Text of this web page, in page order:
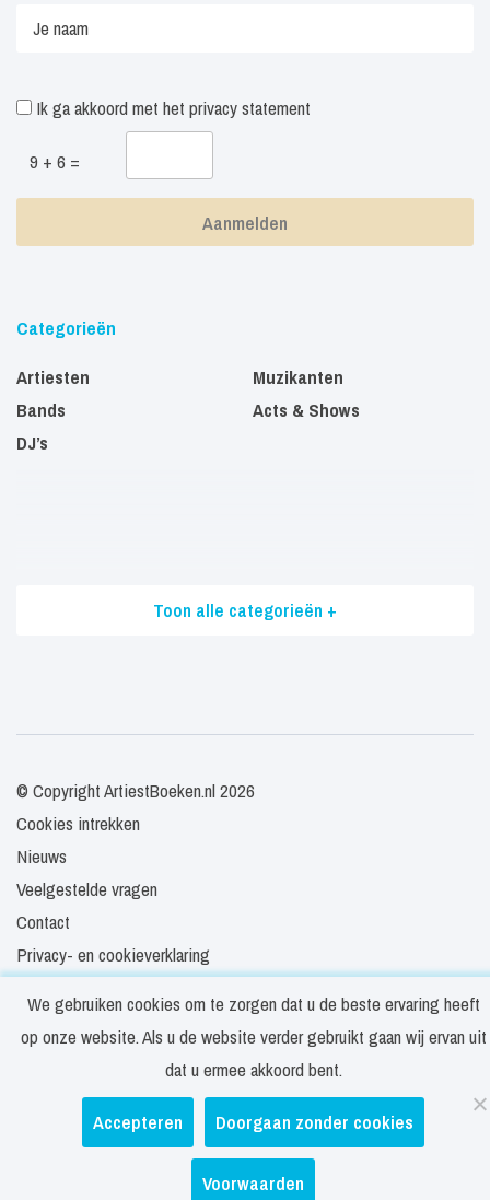
Ik ga akkoord met het privacy statement
9 + 6 =
Categorieën
Artiesten
Bands
DJ’s
Muzikanten
Acts & Shows
Toon alle categorieën +
© Copyright ArtiestBoeken.nl 2026
Cookies intrekken
Nieuws
Veelgestelde vragen
Contact
Privacy- en cookieverklaring
Algemene voorwaarden
We gebruiken cookies om te zorgen dat u de beste ervaring heeft
op onze website. Als u de website verder gebruikt gaan wij ervan uit
dat u ermee akkoord bent.
Accepteren Doorgaan zonder cookies
Voorwaarden